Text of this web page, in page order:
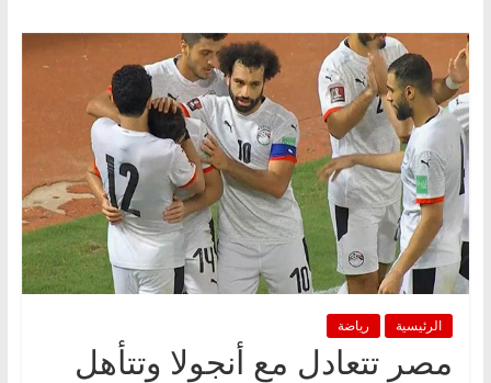
الرئيسية رياضة
مصر تتعادل مع أنجولا وتتأهل